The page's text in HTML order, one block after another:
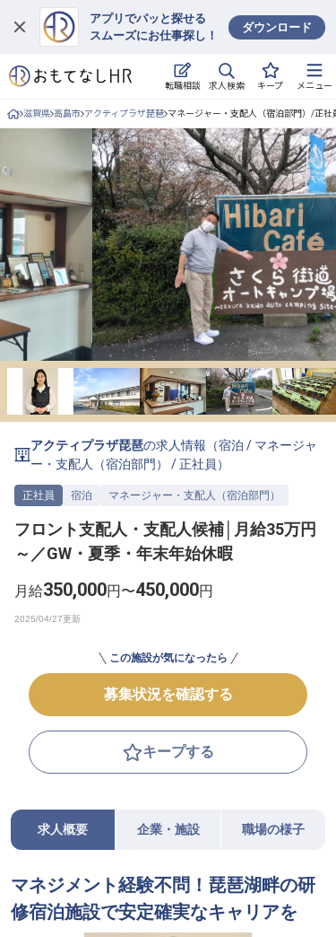
アプリでパッと探せる
スムーズにお仕事探し！
ダウンロード
転職相談 求人検索 キープ メニュー
ログイン
求人・施設を探す
キープした求人
就職・転職 合同説明会
おもてなしHRについて
ご利用の流れ
よくある質問
ホテル・宿泊業界情報コラム
無料 転職サポートに申し込む
滋賀県 高島市 アクティプラザ琵琶 マネージャー・支配人（宿泊部門）/正社
アクティプラザ琵琶の求人情報（宿泊 / マネージャ
ー・支配人（宿泊部門）
/正社員 ）
正社員 宿泊 マネージャー・支配人（宿泊部門）
フロント支配人・支配人候補│月給35万円
～／GW・夏季・年末年始休暇
月給350,000円〜450,000円
この施設が気になったら
募集状況を確認する
キープする
求人概要 企業・施設 職場の様子
マネジメント経験不問！琵琶湖畔の研
修宿泊施設で安定確実なキャリアを